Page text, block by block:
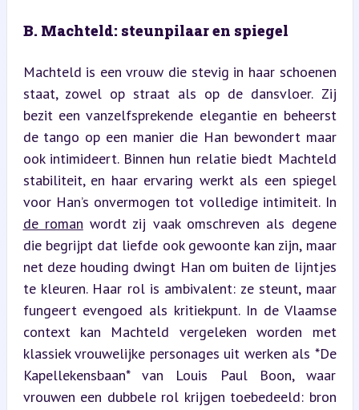
B. Machteld: steunpilaar en spiegel
Machteld is een vrouw die stevig in haar schoenen
staat, zowel op straat als op de dansvloer. Zij
bezit een vanzelfsprekende elegantie en beheerst
de tango op een manier die Han bewondert maar
ook intimideert. Binnen hun relatie biedt Machteld
stabiliteit, en haar ervaring werkt als een spiegel
de roman wordt zij vaak omschreven als degene
die begrijpt dat liefde ook gewoonte kan zijn, maar
net deze houding dwingt Han om buiten de lijntjes
te kleuren. Haar rol is ambivalent: ze steunt, maar
fungeert evengoed als kritiekpunt. In de Vlaamse
context kan Machteld vergeleken worden met
klassiek vrouwelijke personages uit werken als *De
Kapellekensbaan* van Louis Paul Boon, waar
vrouwen een dubbele rol krijgen toebedeeld: bron